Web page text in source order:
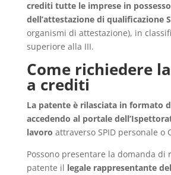
crediti tutte le imprese in possesso
dell’attestazione di qualificazione
organismi di attestazione), in
superiore alla III.
Come richiedere
a crediti
La patente è rilasciata in formato
accedendo al portale
lavoro attraverso SPID personale o
Possono presentare la domanda di
patente il legale rappresentante